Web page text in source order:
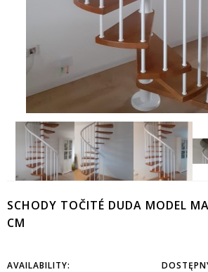
SCHODY TOČITÉ DUDA MODEL
CM
AVAILABILITY: